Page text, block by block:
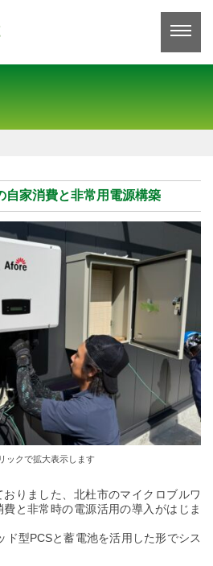
ツ
自家消費と非常用電源構築
ックで拡大表示します
りました、北杜市のマイクロブルワ
と非常時の電源活用の導入がはじま
ド型PCSと蓄電池を活用した形でシス